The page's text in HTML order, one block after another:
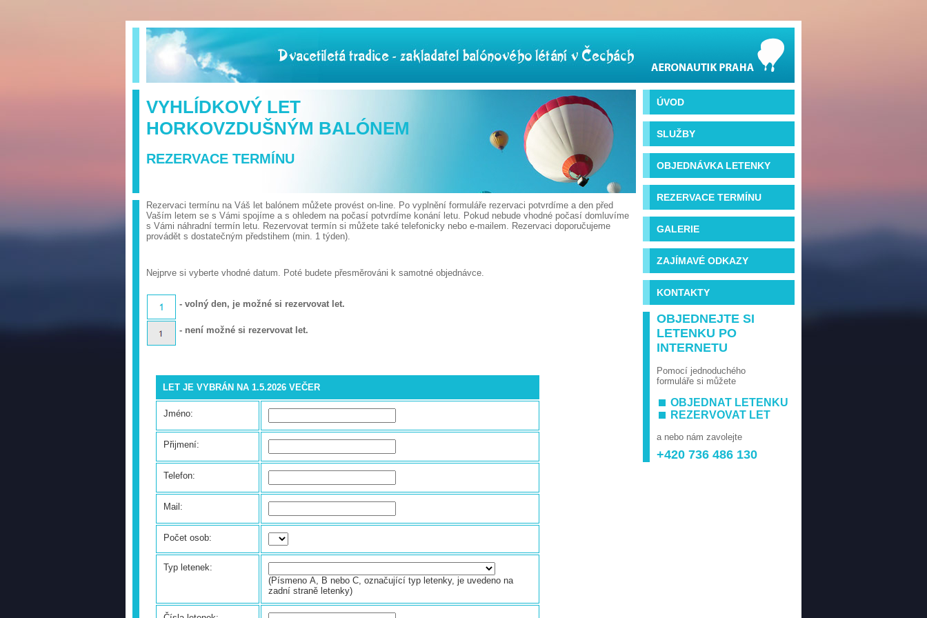
VYHLÍDKOVÝ LET
HORKOVZDUŠNÝM BALÓNEM
REZERVACE TERMÍNU
Rezervaci termínu na Váš let balónem můžete provést on-line. Po vyplnění formuláře rezervaci potvrdíme a den před
Vaším letem se s Vámi spojíme a s ohledem na počasí potvrdíme konání letu. Pokud nebude vhodné počasí domluvíme
s Vámi náhradní termín letu. Rezervovat termín si můžete také telefonicky nebo e-mailem. Rezervaci doporučujeme
provádět s dostatečným předstihem (min. 1 týden).
Nejprve si vyberte vhodné datum. Poté budete přesměrováni k samotné objednávce.
- volný den, je možné si rezervovat let.
- není možné si rezervovat let.
LET JE VYBRÁN NA 1.5.2026 VEČER
Jméno:
Přijmení:
Telefon:
Mail:
Počet osob:
Typ letenek:
(Písmeno A, B nebo C, označující typ letenky, je uvedeno na
zadní straně letenky)
ÚVOD
SLUŽBY
OBJEDNÁVKA LETENKY
REZERVACE TERMÍNU
GALERIE
ZAJÍMAVÉ ODKAZY
KONTAKTY
OBJEDNEJTE SI
LETENKU PO
INTERNETU
Pomocí jednoduchého
formuláře si můžete
OBJEDNAT LETENKU
REZERVOVAT LET
a nebo nám zavolejte
+420 736 486 130